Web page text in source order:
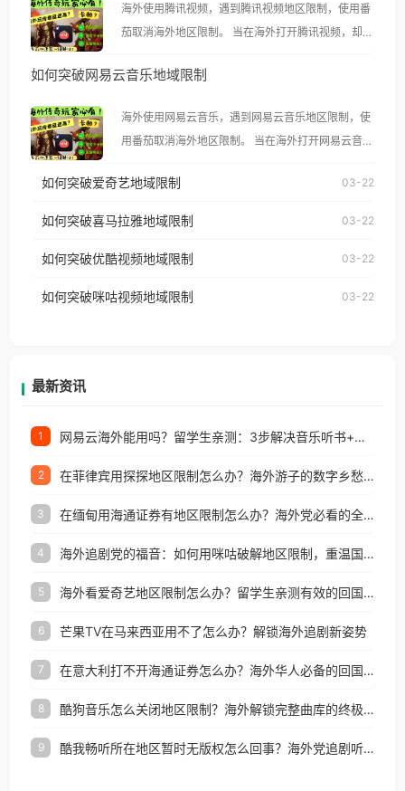
海外使用腾讯视频，遇到腾讯视频地区限制，使用番
茄取消海外地区限制。 当在海外打开腾讯视频，却突
示语。 海外用户如香港、澳门、台湾、美国、加拿
像其他音乐平台一样，出现地区及版权限制问题，且
仅能在中国大陆地区播放。 遇到这个问题的朋友们，
使用番茄回国加速器，即可解决「海外用户收听腾讯
台湾、美国、加拿大、澳大利亚、欧洲等国家和地区
权限制所困扰。
如何突破网易云音乐地域限制
海外使用网易云音乐，遇到网易云音乐地区限制，使
用番茄取消海外地区限制。 当在海外打开网易云音
播放”的提示语。 海外用户如香港、澳门、台湾、美
国、加拿大、澳大利亚、欧洲等国家和地区时，网易
制问题，且仅能在中国大陆地区播放。 遇到这个问题
户收听网易云音乐地区版权限制」的问题，无论人在
如何突破爱奇艺地域限制 03-22
如何突破喜马拉雅地域限制 03-22
如何突破优酷视频地域限制 03-22
如何突破咪咕视频地域限制 03-22
最新资讯
1 网易云海外能用吗？留学生亲测：3步解决音乐听书+银行视频地区限制
2 在菲律宾用探探地区限制怎么办？海外游子的数字乡愁与破局之道
3 在缅甸用海通证券有地区限制怎么办？海外党必看的全场景回国加速指南
4 海外追剧党的福音：如何用咪咕破解地区限制，重温国内精彩
5 海外看爱奇艺地区限制怎么办？留学生亲测有效的回国加速器选择指南
6 芒果TV在马来西亚用不了怎么办？解锁海外追剧新姿势
7 在意大利打不开海通证券怎么办？海外华人必备的回国加速指南（附2026世界杯观赛秘籍）
8 酷狗音乐怎么关闭地区限制？海外解锁完整曲库的终极指南
9 酷我畅听所在地区暂时无版权怎么回事？海外党追剧听歌的破局指南